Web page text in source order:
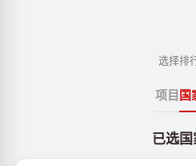
选择排
项目国
已选